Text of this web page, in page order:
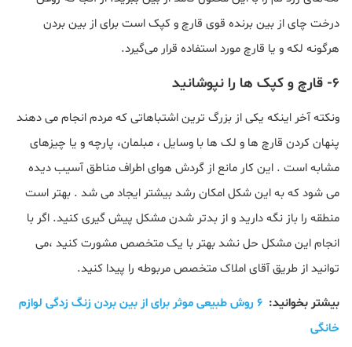
درخت چای از بین برنده قوی قارچ و کپک است برای از بین بردن
هرگونه لکه و یا قارچ مورد استفاده قرار می‌گیرد.
6- قارچ و کپک ها را نپوشانید
ونکته آخر اینکه یکی از بزرگ ترین اشتباهاتی که مردم انجام می دهند
پنهان کردن قارچ ها و لک ها با وسایل ، مبلمان، پارچه و یا چیزهای
مشابه است . این کار مانع از گردش هوای اطراف مناطق آسیب دیده
می شود که به این شکل امکان رشد بیشتر ایجاد می شد . بهتر است
منطقه را باز نگه دارید و از بدتر شدن مشکل پیش گیری کنید. اگر با
انجام این مشکل حل نشد بهتر با یک متخصص مشورت کنید ،می
توانید از طریق آقای املاک متخصص مربوطه را پیدا کنید.
بیشتر بخوانید:
۶ روش طبیعی موثر برای از بین بردن زنگ زدگی لوازم
خانگی